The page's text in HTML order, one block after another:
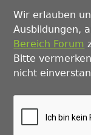
Wir erlauben
Ausbildungen,
Bereich Forum
Bitte
nicht